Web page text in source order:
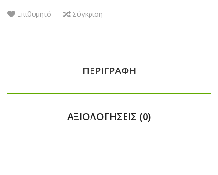
Επιθυμητό Σύγκριση
ΠΕΡΙΓΡΑΦΉ
ΑΞΙΟΛΟΓΉΣΕΙΣ (0)